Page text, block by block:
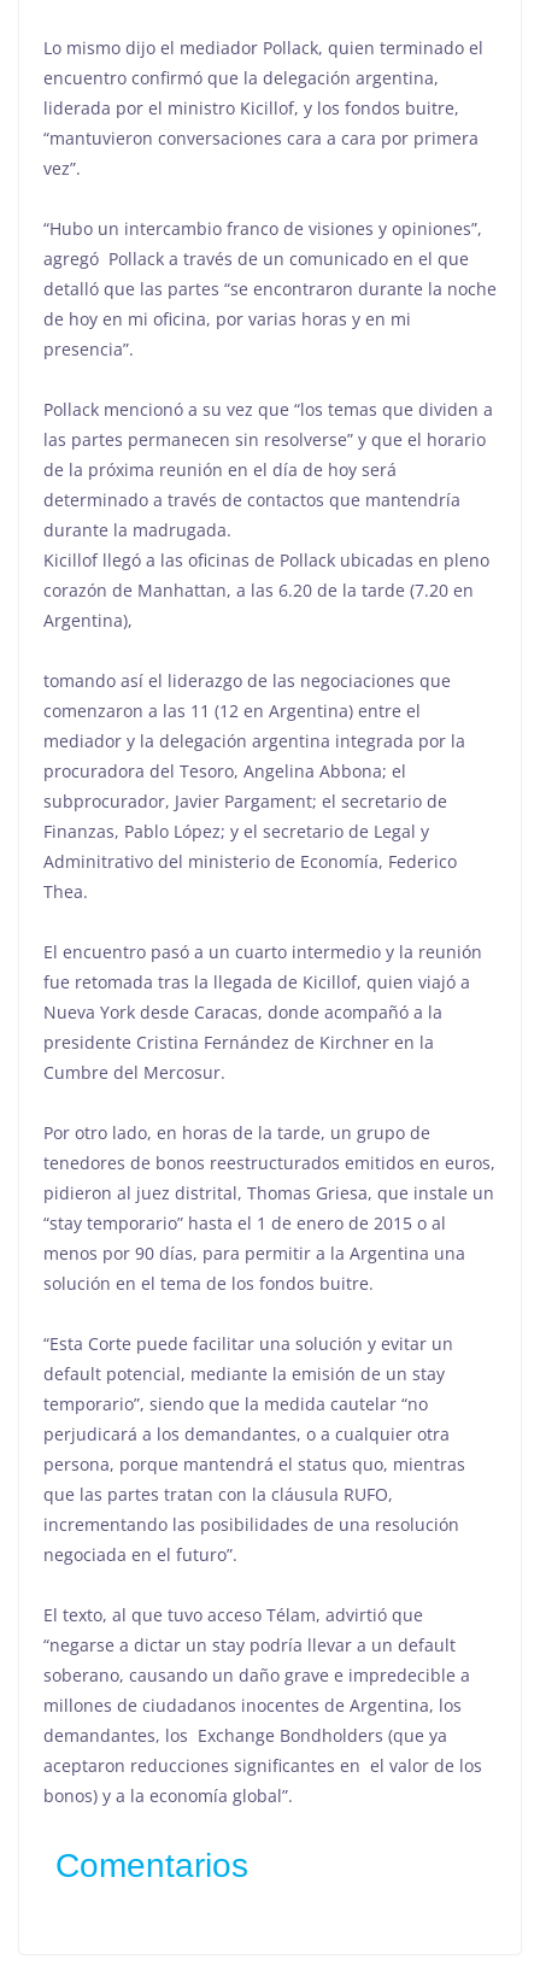
Lo mismo dijo el mediador Pollack, quien terminado el
encuentro confirmó que la delegación argentina,
liderada por el ministro Kicillof, y los fondos buitre,
“mantuvieron conversaciones cara a cara por primera
vez”.
“Hubo un intercambio franco de visiones y opiniones”,
agregó Pollack a través de un comunicado en el que
detalló que las partes “se encontraron durante la noche
de hoy en mi oficina, por varias horas y en mi
presencia”.
Pollack mencionó a su vez que “los temas que dividen a
las partes permanecen sin resolverse” y que el horario
de la próxima reunión en el día de hoy será
determinado a través de contactos que mantendría
durante la madrugada.
Kicillof llegó a las oficinas de Pollack ubicadas en pleno
corazón de Manhattan, a las 6.20 de la tarde (7.20 en
Argentina),
tomando así el liderazgo de las negociaciones que
comenzaron a las 11 (12 en Argentina) entre el
mediador y la delegación argentina integrada por la
procuradora del Tesoro, Angelina Abbona; el
subprocurador, Javier Pargament; el secretario de
Finanzas, Pablo López; y el secretario de Legal y
Adminitrativo del ministerio de Economía, Federico
Thea.
El encuentro pasó a un cuarto intermedio y la reunión
fue retomada tras la llegada de Kicillof, quien viajó a
Nueva York desde Caracas, donde acompañó a la
presidente Cristina Fernández de Kirchner en la
Cumbre del Mercosur.
Por otro lado, en horas de la tarde, un grupo de
tenedores de bonos reestructurados emitidos en euros,
pidieron al juez distrital, Thomas Griesa, que instale un
“stay temporario” hasta el 1 de enero de 2015 o al
menos por 90 días, para permitir a la Argentina una
solución en el tema de los fondos buitre.
“Esta Corte puede facilitar una solución y evitar un
default potencial, mediante la emisión de un stay
temporario”, siendo que la medida cautelar “no
perjudicará a los demandantes, o a cualquier otra
persona, porque mantendrá el status quo, mientras
que las partes tratan con la cláusula RUFO,
incrementando las posibilidades de una resolución
negociada en el futuro”.
El texto, al que tuvo acceso Télam, advirtió que
“negarse a dictar un stay podría llevar a un default
soberano, causando un daño grave e impredecible a
millones de ciudadanos inocentes de Argentina, los
demandantes, los Exchange Bondholders (que ya
aceptaron reducciones significantes en el valor de los
bonos) y a la economía global”.
Comentarios